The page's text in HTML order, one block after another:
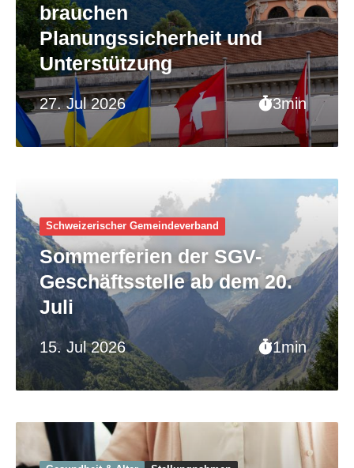
27. Jul 2026 3min
brauchen
Planungssicherheit und
Unterstützung
15. Jul 2026 1min
Schweizerischer Gemeinde­verband
Sommerferien der SGV-
Geschäftsstelle ab dem 20.
Juli